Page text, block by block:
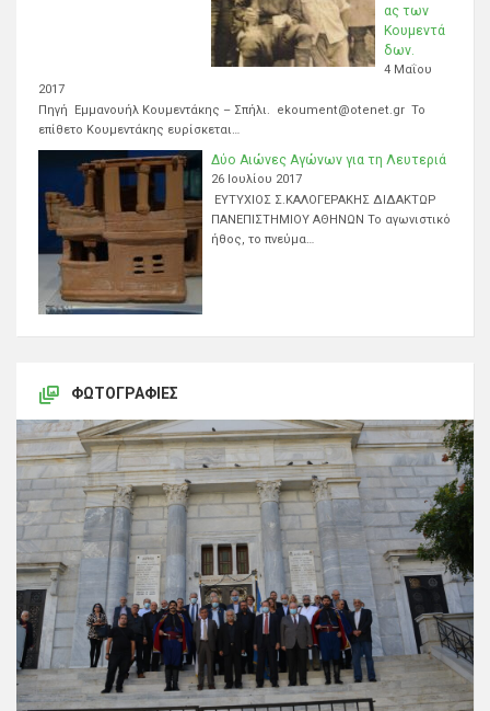
ας των
Κουμεντά
δων.
4 Μαΐου
2017
Πηγή Εμμανουήλ Κουμεντάκης – Σπήλι. ekoument@otenet.gr Το
επίθετο Κουμεντάκης ευρίσκεται…
Δύο Αιώνες Αγώνων για τη Λευτεριά
26 Ιουλίου 2017
ΕΥΤΥΧΙΟΣ Σ.ΚΑΛΟΓΕΡΑΚΗΣ ΔΙΔΑΚΤΩΡ
ΠΑΝΕΠΙΣΤΗΜΙΟΥ ΑΘΗΝΩΝ Το αγωνιστικό
ήθος, το πνεύμα…
ΦΩΤΟΓΡΑΦΊΕΣ